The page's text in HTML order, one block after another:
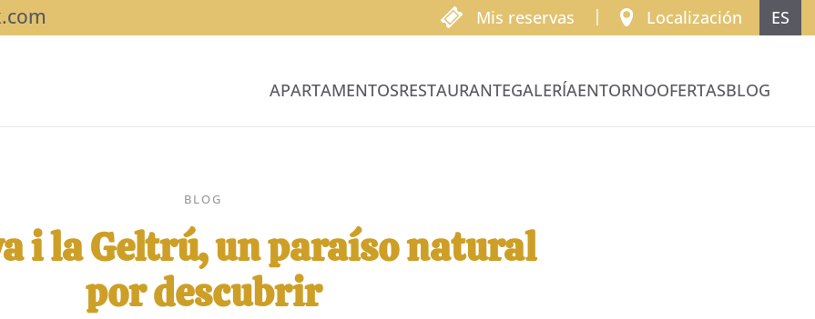
Mis reservas | Localización
APARTAMENTOSRESTAURANTEGALERÍAENTORNOOFERTASBLOG
BLOG
i la Geltrú, un paraíso natural
por descubrir
ES
FR